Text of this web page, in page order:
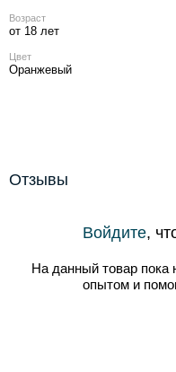
Возраст
от 18 лет
Цвет
Оранжевый
Отзывы
Войдите,
На данный товар пока
опытом и